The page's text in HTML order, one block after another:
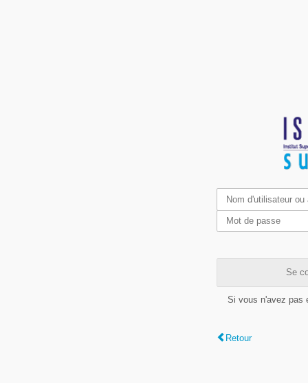
Se
Si vous n'avez pas
Retour